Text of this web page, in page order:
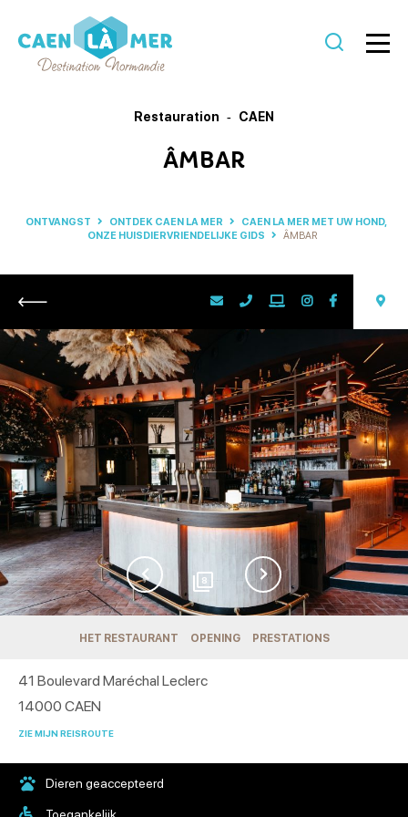
Restauration CAEN
ÂMBAR
ONTVANGST ONTDEK CAEN LA MER
CAEN LA MER MET UW HOND,
ONZE HUISDIERVRIENDELIJKE GIDS
ÂMBAR
Retour
8
HET RESTAURANT OPENING PRESTATIONS
41 Boulevard Maréchal Leclerc
14000 CAEN
ZIE MIJN REISROUTE
Dieren geaccepteerd
Toegankelijk